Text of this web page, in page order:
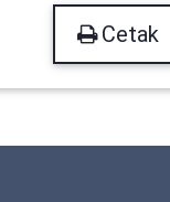
Cetak